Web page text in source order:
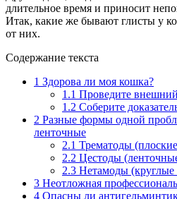
длительное время и приносит
Итак, какие же бывают глисты у
от них.
Содержание текста
1 Здорова ли моя кошка?
1.1 Проведите
1.2 Соберите
2 Разные формы одной
ленточные
2.1 Трематоды
2.2 Цестоды
2.3 Нетамоды (круглые
3 Неотложная
4 Опасны ли